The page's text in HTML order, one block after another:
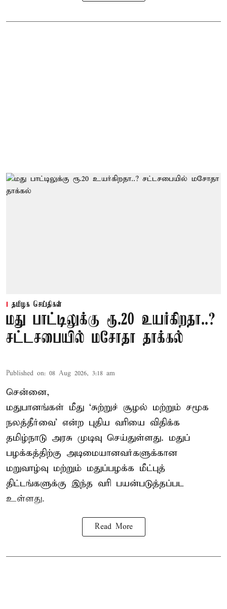
தமிழக செய்திகள்
மது பாட்டிலுக்கு ரூ.20 உயர்கிறதா..?
சட்டசபையில் மசோதா தாக்கல்
Published on: 08 Aug 2026, 3:18 am
சென்னை,
மதுபானங்கள் மீது ‘சுற்றுச் சூழல் மற்றும் சமூக
நலத்தீர்வை’ என்ற புதிய வரியை விதிக்க
தமிழ்நாடு அரசு முடிவு செய்துள்ளது. மதுப்
பழக்கத்திற்கு அடிமையானவர்களுக்கான
மறுவாழ்வு மற்றும் மதுப்பழக்க மீட்புத்
திட்டங்களுக்கு இந்த வரி பயன்படுத்தப்பட
உள்ளது.
Read More